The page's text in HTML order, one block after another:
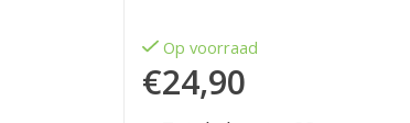
Op voorraad
€24,90